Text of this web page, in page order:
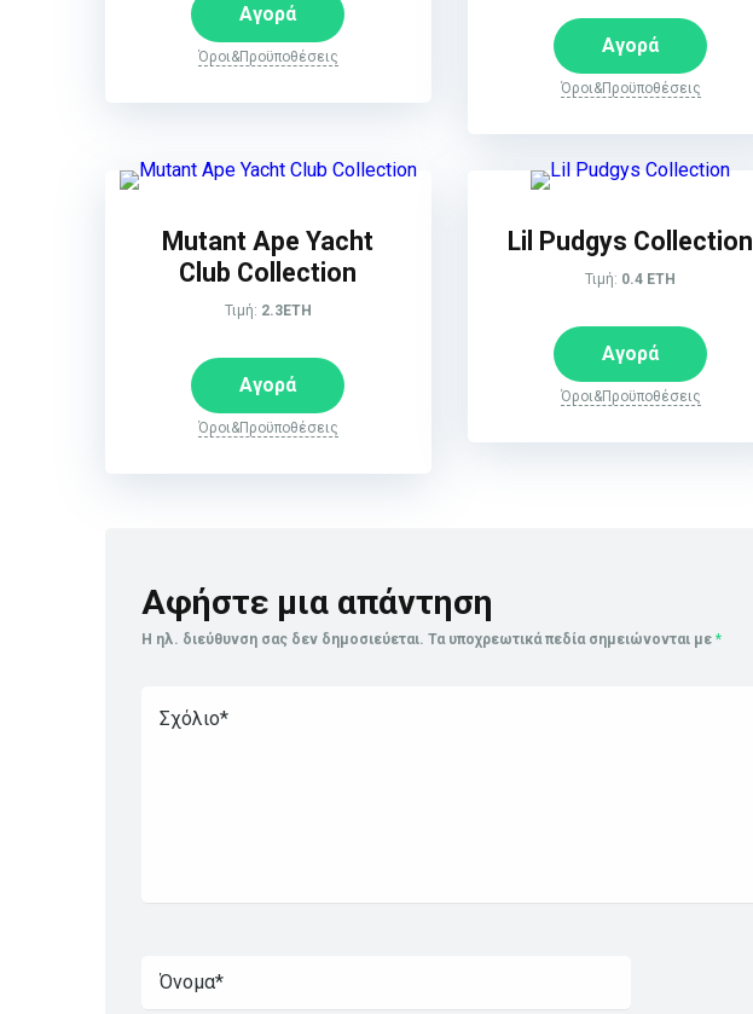
Αγορά
Όροι&Προϋποθέσεις Αγορά
Όροι&Προϋποθέσεις
Mutant Ape Yacht
Club Collection
Τιμή: 2.3ETH
Αγορά
Όροι&Προϋποθέσεις
Lil Pudgys Collection
Τιμή: 0.4 ETH
Αγορά
Όροι&Προϋποθέσεις
Αφήστε μια απάντηση
Η ηλ. διεύθυνση σας δεν δημοσιεύεται. Τα υποχρεωτικά πεδία σημειώνονται με *